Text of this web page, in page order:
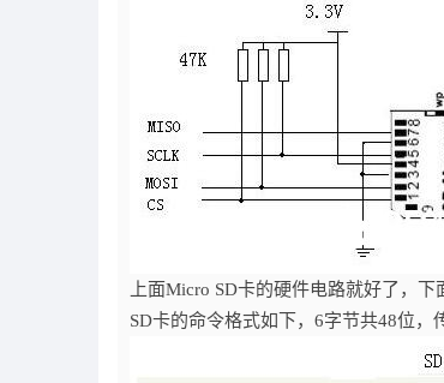
上面Micro SD卡的硬件电路就好了，
SD卡的命令格式如下，6字节共48位，